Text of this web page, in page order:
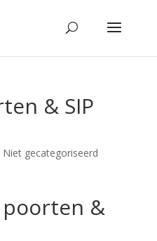
& SIP
gecategoriseerd
poorten &